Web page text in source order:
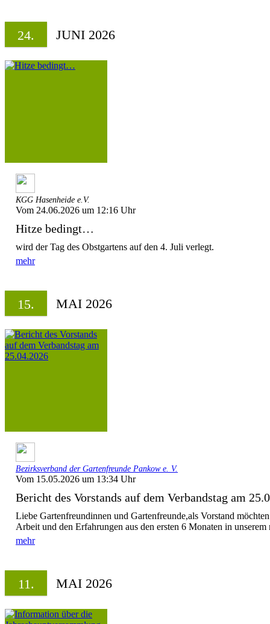
24. JUNI 2026
KGG Hasenheide e.V.
Vom 24.06.2026 um 12:16 Uhr
Hitze bedingt…
wird der Tag des Obstgartens auf den 4. Juli verlegt.
mehr
15. MAI 2026
Bezirksverband der Gartenfreunde Pankow e. V.
Vom 15.05.2026 um 13:34 Uhr
Bericht des Vorstands auf dem Verbandstag am
Liebe Gartenfreundinnen und Gartenfreunde,als Vorstand
Arbeit und den Erfahrungen aus den ersten 6 Monaten in
mehr
11. MAI 2026